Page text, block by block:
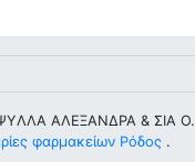
AΛEΞANΔPA & ΣIA
φαρμακείων Ρόδος .